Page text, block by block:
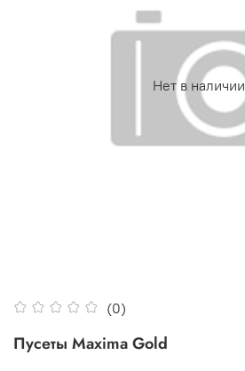
Нет в наличии
(0)
Пусеты Maxima Gold